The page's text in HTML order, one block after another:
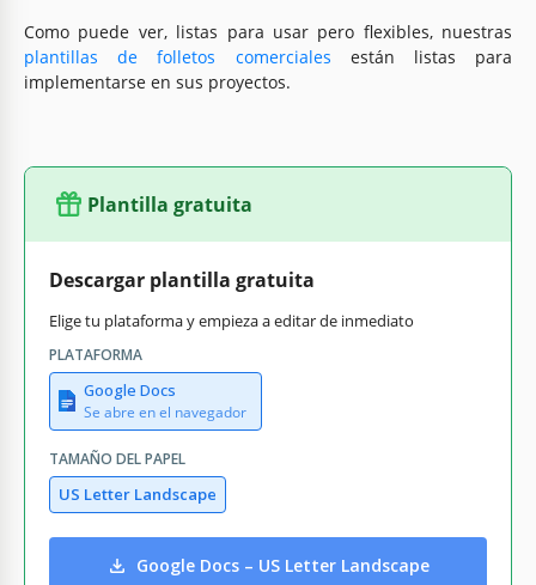
Como puede ver, listas para usar pero flexibles, nuestras
plantillas de folletos comerciales están listas para
implementarse en sus proyectos.
Plantilla gratuita
Descargar plantilla gratuita
Elige tu plataforma y empieza a editar de inmediato
PLATAFORMA
Google Docs
Se abre en el navegador
TAMAÑO DEL PAPEL
US Letter Landscape
Google Docs – US Letter Landscape